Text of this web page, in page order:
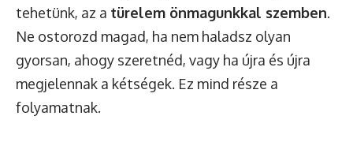
tehetünk, az a türelem önmagunkkal szemben.
Ne ostorozd magad, ha nem haladsz olyan
gyorsan, ahogy szeretnéd, vagy ha újra és újra
megjelennak a kétségek. Ez mind része a
folyamatnak.